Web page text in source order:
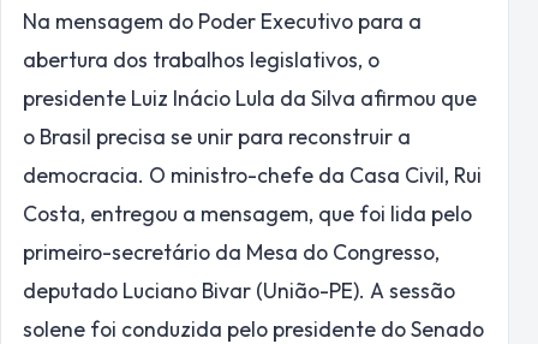
Na mensagem do Poder Executivo para a
abertura dos trabalhos legislativos, o
presidente Luiz Inácio Lula da Silva afirmou que
o Brasil precisa se unir para reconstruir a
democracia. O ministro-chefe da Casa Civil, Rui
Costa, entregou a mensagem, que foi lida pelo
primeiro-secretário da Mesa do Congresso,
deputado Luciano Bivar (União-PE). A sessão
solene foi conduzida pelo presidente do Senado